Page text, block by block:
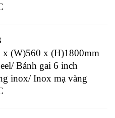
(W)560 x (H)1800mm
Bánh gai 6 inch
inox/ Inox mạ vàng